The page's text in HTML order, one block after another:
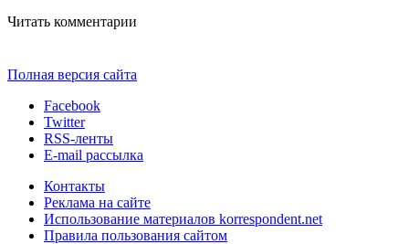
Читать комментарии
Полная версия сайта
Facebook
Twitter
RSS-ленты
E-mail рассылка
Контакты
Реклама на сайте
Использование материалов korrespondent.net
Правила пользования сайтом